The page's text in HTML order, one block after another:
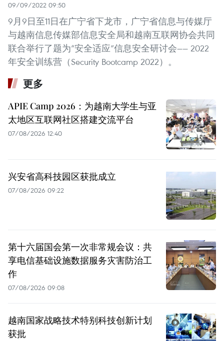
09/09/2022 09:50
9月9日至11日在广宁省下龙市，广宁省信息与传媒厅
与越南信息传媒部信息安全局和越南互联网协会共同
联合举行了题为“安全适应”信息安全研讨会—— 2022
年安全训练营（Security Bootcamp 2022）。 ​
更多
APIE Camp 2026：为越南大学生与亚
太地区互联网社区搭建交流平台
07/08/2026 12:40
兴安省高科技园区获批成立
07/08/2026 09:22
第十六届国会第一次非常规会议：共
享电信基础设施数据服务灾害防治工
作
07/08/2026 09:08
越南国家战略技术特别科技创新计划
获批